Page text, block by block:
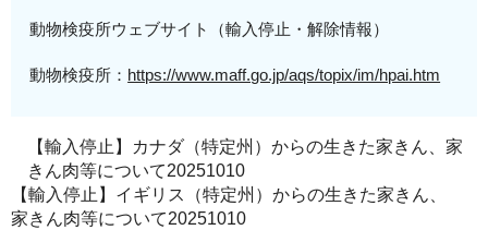
動物検疫所ウェブサイト（輸入停止・解除情報）
動物検疫所： https://www.maff.go.jp/aqs/topix/im/hpai.htm
【輸入停止】カナダ（特定州）からの生きた家きん、家
きん肉等について20251010
【輸入停止】イギリス（特定州）からの生きた家きん、
家きん肉等について20251010